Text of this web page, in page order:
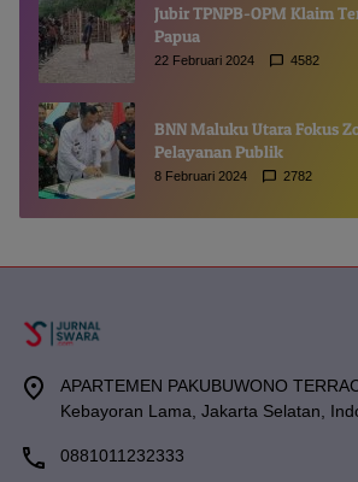
Jubir TPNPB-OPM Klaim
Papua
22 Februari 2024 4582
BNN Maluku Utara Fokus
Pelayanan Publik
8 Februari 2024 2782
APARTEMEN PAKUBUWONO
Kebayoran Lama, Jakarta Selatan,
0881011232333